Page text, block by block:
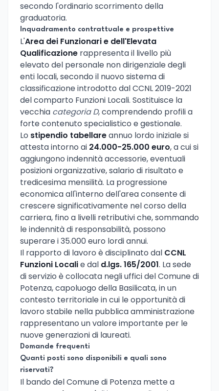
secondo l'ordinario scorrimento della
graduatoria.
Inquadramento contrattuale e prospettive
L'Area dei Funzionari e dell'Elevata
Qualificazione rappresenta il livello più
elevato del personale non dirigenziale degli
enti locali, secondo il nuovo sistema di
classificazione introdotto dal CCNL 2019-2021
del comparto Funzioni Locali. Sostituisce la
vecchia categoria D, comprendendo profili a
forte contenuto specialistico e gestionale.
Lo stipendio tabellareannuo lordo iniziale si
attesta intorno ai 24.000-25.000 euro, a cui si
aggiungono indennità accessorie, eventuali
posizioni organizzative, salario di risultato e
tredicesima mensilità. La progressione
economica all'interno dell'area consente di
crescere significativamente nel corso della
carriera, fino a livelli retributivi che, sommando
le indennità di responsabilità, possono
superare i 35.000 euro lordi annui.
Il rapporto di lavoro è disciplinato dal CCNL
Funzioni Localie dal d.lgs. 165/2001. La sede
di servizio è collocata negli uffici del Comune di
Potenza, capoluogo della Basilicata, in un
contesto territoriale in cui le opportunità di
lavoro stabile nella pubblica amministrazione
rappresentano un valore importante per le
nuove generazioni di laureati.
Domande frequenti
Quanti posti sono disponibili e quali sono
riservati?
Il bando del Comune di Potenza mette a